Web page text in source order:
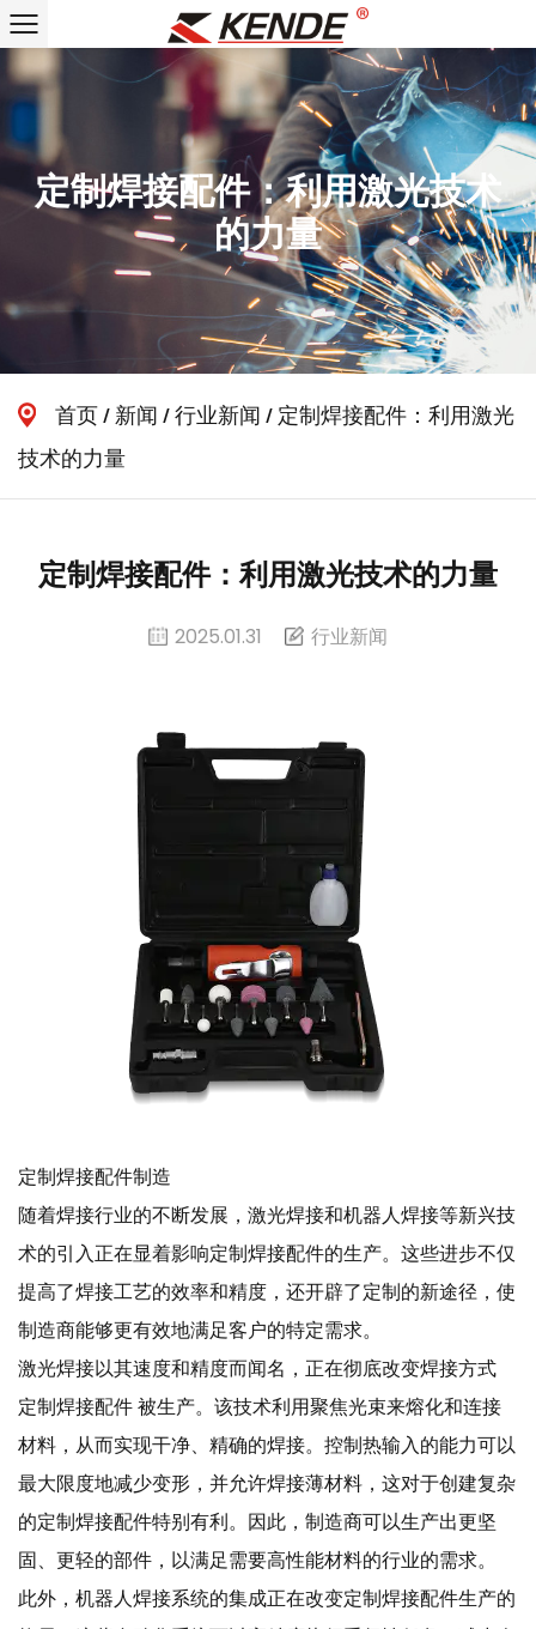
定制焊接配件：利用激光技术
的力量
首页/ 新闻 /行业新闻 / 定制焊接配件：利用激光
技术的力量
定制焊接配件：利用激光技术的力量
2025.01.31 行业新闻
定制焊接配件制造
随着焊接行业的不断发展，激光焊接和机器人焊接等新兴技
术的引入正在显着影响定制焊接配件的生产。这些进步不仅
提高了焊接工艺的效率和精度，还开辟了定制的新途径，使
制造商能够更有效地满足客户的特定需求。
激光焊接以其速度和精度而闻名，正在彻底改变焊接方式
定制焊接配件被生产。该技术利用聚焦光束来熔化和连接
材料，从而实现干净、精确的焊接。控制热输入的能力可以
最大限度地减少变形，并允许焊接薄材料，这对于创建复杂
的定制焊接配件特别有利。因此，制造商可以生产出更坚
固、更轻的部件，以满足需要高性能材料的行业的需求。
此外，机器人焊接系统的集成正在改变定制焊接配件生产的